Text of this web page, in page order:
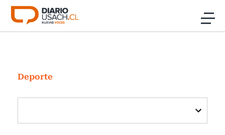
Click acá para ir directamente al contenido
Investigación
Cultura
Programas Radio y TV Usach
Deporte